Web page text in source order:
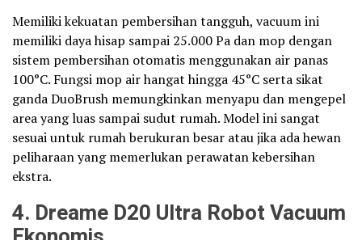
Memiliki kekuatan pembersihan tangguh, vacuum ini
memiliki daya hisap sampai 25.000 Pa dan mop dengan
sistem pembersihan otomatis menggunakan air panas
100°C. Fungsi mop air hangat hingga 45°C serta sikat
ganda DuoBrush memungkinkan menyapu dan mengepel
area yang luas sampai sudut rumah. Model ini sangat
sesuai untuk rumah berukuran besar atau jika ada hewan
peliharaan yang memerlukan perawatan kebersihan
ekstra.
4. Dreame D20 Ultra Robot Vacuum